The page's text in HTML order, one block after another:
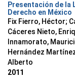
Presentación de la
Derecho en México
Fix Fierro, Héctor;
Cáceres Nieto,
Innamorato,
Hernández
Alberto
2011